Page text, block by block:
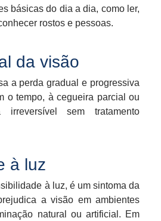
básicas do dia a dia, como ler,
rostos e pessoas.
da visão
a perda gradual e progressiva
o tempo, à cegueira parcial ou
irreversível sem tratamento
à luz
à luz, é um sintoma da
a visão em ambientes
natural ou artificial. Em